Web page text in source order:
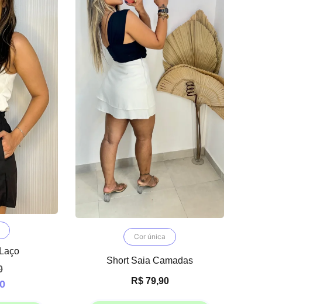
Cor única
Short Saia Camadas
R$79,90